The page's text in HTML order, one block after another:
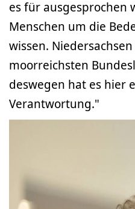
es für ausgesprochen
Menschen um die
wissen.
moorreichsten
deswegen hat es hier
Verantwortung."